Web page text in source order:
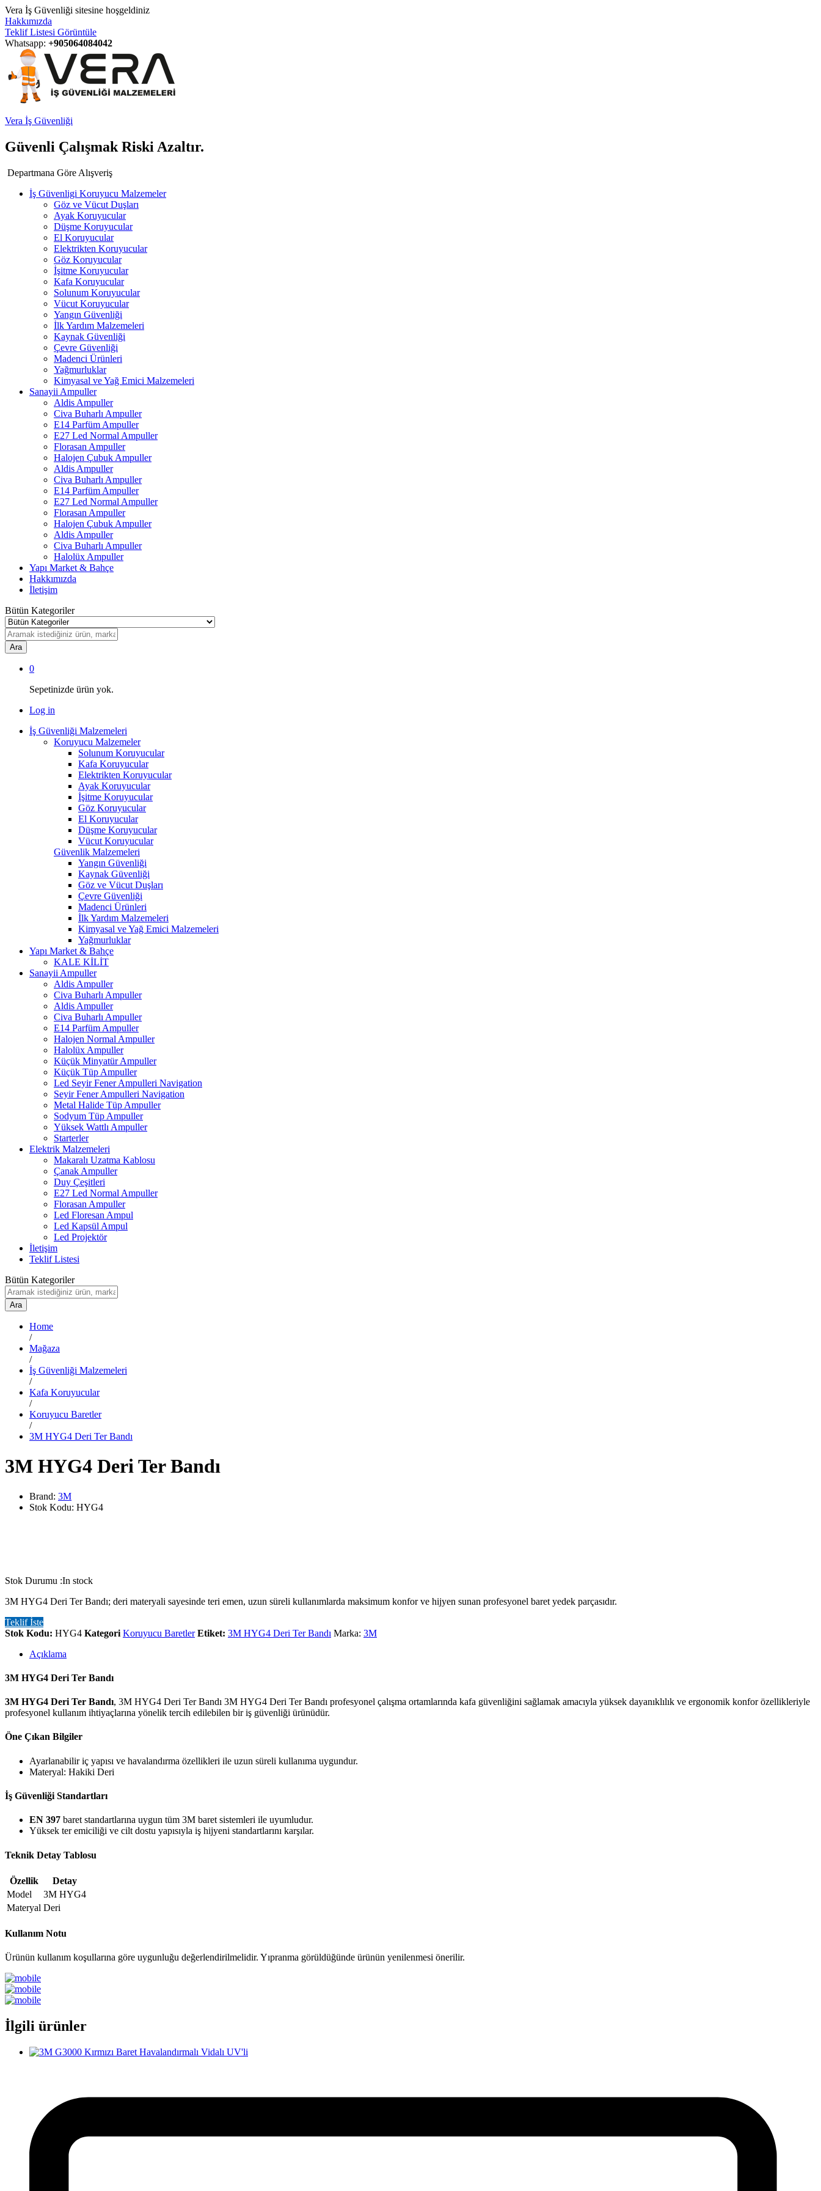
Vera İş Güvenliği sitesine hoşgeldiniz
Hakkımızda
Teklif Listesi Görüntüle
Whatsapp: +905064084042
Vera İş Güvenliği
Güvenli Çalışmak Riski Azaltır.
Departmana Göre Alışveriş
İş Güvenligi Koruyucu Malzemeler
Göz ve Vücut Duşları
Ayak Koruyucular
Düşme Koruyucular
El Koruyucular
Elektrikten Koruyucular
Göz Koruyucular
İşitme Koruyucular
Kafa Koruyucular
Solunum Koruyucular
Vücut Koruyucular
Yangın Güvenliği
İlk Yardım Malzemeleri
Kaynak Güvenliği
Çevre Güvenliği
Madenci Ürünleri
Yağmurluklar
Kimyasal ve Yağ Emici Malzemeleri
Sanayii Ampuller
Aldis Ampuller
Civa Buharlı Ampuller
E14 Parfüm Ampuller
E27 Led Normal Ampuller
Florasan Ampuller
Halojen Çubuk Ampuller
Aldis Ampuller
Civa Buharlı Ampuller
E14 Parfüm Ampuller
E27 Led Normal Ampuller
Florasan Ampuller
Halojen Çubuk Ampuller
Aldis Ampuller
Civa Buharlı Ampuller
Halolüx Ampuller
Yapı Market & Bahçe
Hakkımızda
İletişim
Bütün Kategoriler
Ara
0
Sepetinizde ürün yok.
Log in
İş Güvenliği Malzemeleri
Koruyucu Malzemeler
Solunum Koruyucular
Kafa Koruyucular
Elektrikten Koruyucular
Ayak Koruyucular
İşitme Koruyucular
Göz Koruyucular
El Koruyucular
Düşme Koruyucular
Vücut Koruyucular
Güvenlik Malzemeleri
Yangın Güvenliği
Kaynak Güvenliği
Göz ve Vücut Duşları
Çevre Güvenliği
Madenci Ürünleri
İlk Yardım Malzemeleri
Kimyasal ve Yağ Emici Malzemeleri
Yağmurluklar
Yapı Market & Bahçe
KALE KİLİT
Sanayii Ampuller
Aldis Ampuller
Civa Buharlı Ampuller
Aldis Ampuller
Civa Buharlı Ampuller
E14 Parfüm Ampuller
Halojen Normal Ampuller
Halolüx Ampuller
Küçük Minyatür Ampuller
Küçük Tüp Ampuller
Led Seyir Fener Ampulleri Navigation
Seyir Fener Ampulleri Navigation
Metal Halide Tüp Ampuller
Sodyum Tüp Ampuller
Yüksek Wattlı Ampuller
Starterler
Elektrik Malzemeleri
Makaralı Uzatma Kablosu
Çanak Ampuller
Duy Çeşitleri
E27 Led Normal Ampuller
Florasan Ampuller
Led Floresan Ampul
Led Kapsül Ampul
Led Projektör
İletişim
Teklif Listesi
Bütün Kategoriler
Ara
Home
/
Mağaza
/
İş Güvenliği Malzemeleri
/
Kafa Koruyucular
/
Koruyucu Baretler
/
3M HYG4 Deri Ter Bandı
3M HYG4 Deri Ter Bandı
Brand: 3M
Stok Kodu: HYG4
Stok Durumu :In stock
3M HYG4 Deri Ter Bandı; deri materyali sayesinde teri emen, uzun süreli kullanımlarda maksimum konfor ve hijyen sunan profesyonel baret yedek parçasıdır.
Teklif İste
Stok Kodu: HYG4 Kategori Koruyucu Baretler Etiket: 3M HYG4 Deri Ter Bandı Marka: 3M
Açıklama
3M HYG4 Deri Ter Bandı
3M HYG4 Deri Ter Bandı, 3M HYG4 Deri Ter Bandı 3M HYG4 Deri Ter Bandı profesyonel çalışma ortamlarında kafa güvenliğini sağlamak amacıyla yüksek dayanıklılık ve ergonomik konfor özellikleriyle
profesyonel kullanım ihtiyaçlarına yönelik tercih edilebilen bir iş güvenliği ürünüdür.
Öne Çıkan Bilgiler
Ayarlanabilir iç yapısı ve havalandırma özellikleri ile uzun süreli kullanıma uygundur.
Materyal: Hakiki Deri
İş Güvenliği Standartları
EN 397 baret standartlarına uygun tüm 3M baret sistemleri ile uyumludur.
Yüksek ter emiciliği ve cilt dostu yapısıyla iş hijyeni standartlarını karşılar.
Teknik Detay Tablosu
Özellik
Detay
Model
3M HYG4
Materyal Deri
Kullanım Notu
Ürünün kullanım koşullarına göre uygunluğu değerlendirilmelidir. Yıpranma görüldüğünde ürünün yenilenmesi önerilir.
İlgili ürünler